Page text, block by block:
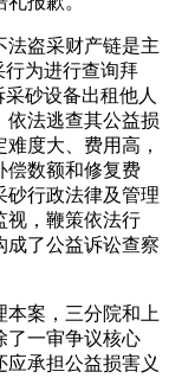
盗采财产链是主
行为进行查询拜
砂设备出租他人
依法逃查其公益损
度大、费用高，
偿数额和修复费
砂行政法律及管理
视，鞭策依法行
成了公益诉讼查察
案，三分院和上
了一审争议核心
承担公益损害义